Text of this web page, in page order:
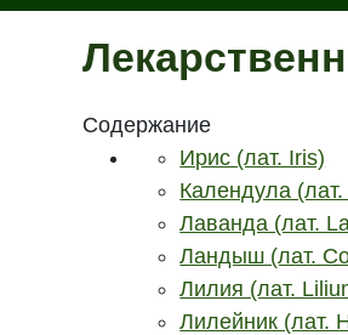
Содержание
Ирис (лат. Iris)
Календула
Лаванда (лат.
Ландыш (лат.
Лилия (лат.
Лилейник (лат.